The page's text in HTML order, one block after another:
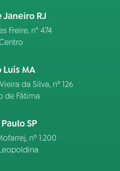
Janeiro RJ
Freire, n° 474
Luís MA
da Silva, nº 126
de Fátima
SP
nº 1.200